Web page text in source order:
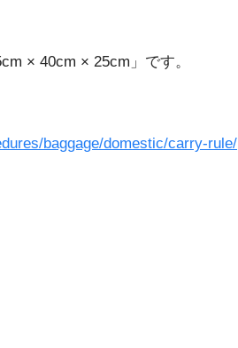
× 40cm × 25cm」です。
baggage/domestic/carry-rule/